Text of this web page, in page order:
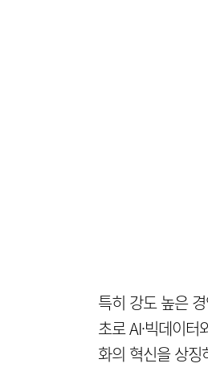
특히 강도 높은
초로 AI·빅데이
화의 혁신을 상